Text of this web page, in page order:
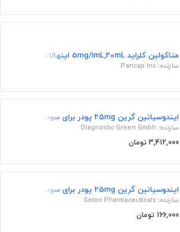
متاکولین کلراید 5mg/1mL,20mL اینهالانت تنفسی
سازنده: Pancap Inc.
ایندوسیانین گرین 25mg پودر برای سوسپانسیون تزریقی
سازنده: Diagnostic Green Gmbh
3,412,000 تومان
ایندوسیانین گرین 25mg پودر برای سوسپانسیون تزریقی
سازنده: Seton Pharmaceuticals
166,000 تومان